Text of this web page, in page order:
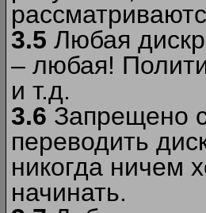
3.5 Любая
– любая!
и т.д.
3.6 Запрещено
переводить
никогда ничем
начинать.